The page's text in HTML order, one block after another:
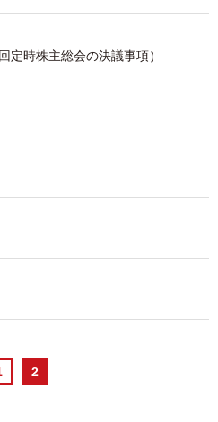
定時株主総会の決議事項）
2